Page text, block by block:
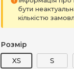
бути
кількістю
Розмір
XS
S